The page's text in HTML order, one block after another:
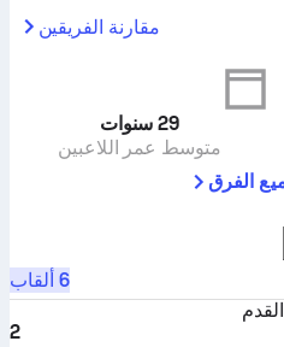
مقارنة الفريقين
29 سنوات
متوسط عمر اللاعبين
الفرق
6 ألقاب
2